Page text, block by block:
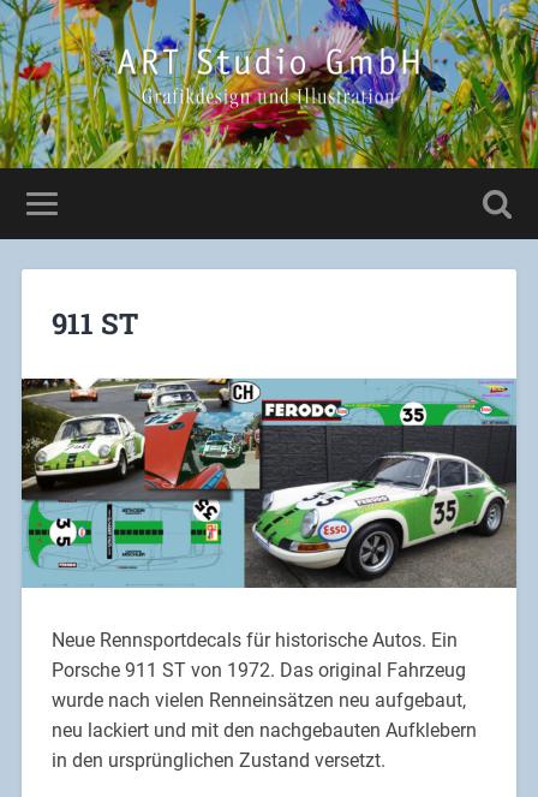
911 ST
Neue Rennsportdecals für historische Autos. Ein
Porsche 911 ST von 1972. Das original Fahrzeug
wurde nach vielen Renneinsätzen neu aufgebaut,
neu lackiert und mit den nachgebauten Aufklebern
in den ursprünglichen Zustand versetzt.